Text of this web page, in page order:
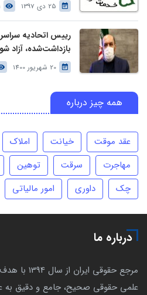
25 دی 1397
رییس اتحادیه
بازداشت‌شده، آزاد
20 شهریور 1400
همه چیز درباره
عقد موقت خیانت املاک
مهاجرت
سرقت توهین
چک
داوری امور مالیاتی
درباره ما
مرجع حقوقی
علمی حقوقی صحیح، جامع و دقیق به